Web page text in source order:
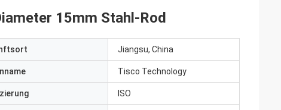
15mm Stahl-Rod
Jiangsu, China
Tisco Technology
ISO